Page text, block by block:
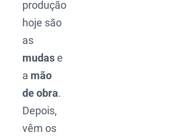
produção
hoje são
as
mudase
a mão
de obra.
Depois,
vêm os